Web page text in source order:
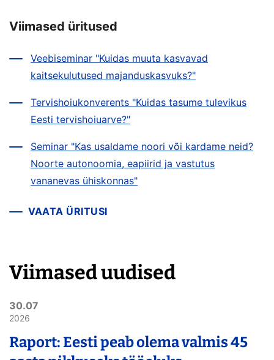
Viimased üritused
Veebiseminar "Kuidas muuta kasvavad
kaitsekulutused majanduskasvuks?"
Tervishoiukonverents "Kuidas tasume tulevikus
Eesti tervishoiuarve?"
Seminar "Kas usaldame noori või kardame neid?
Noorte autonoomia, eapiirid ja vastutus
vananevas ühiskonnas"
VAATA ÜRITUSI
Viimased uudised
30.07
2026
Raport: Eesti peab olema valmis 45